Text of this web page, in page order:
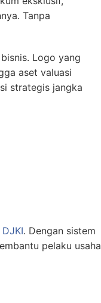
Tanpa
Logo yang
aset valuasi
strategis jangka
DJKI. Dengan sistem
pelaku usaha